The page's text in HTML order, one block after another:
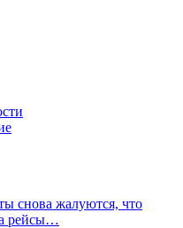
снова жалуются, что
рейсы…